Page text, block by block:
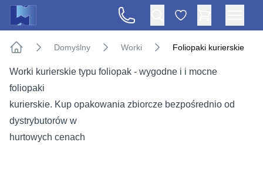
Domyślny Worki Foliopaki kurierskie
Worki kurierskie typu foliopak - wygodne i i mocne
foliopaki
kurierskie. Kup opakowania zbiorcze bezpośrednio od
dystrybutorów w
hurtowych cenach